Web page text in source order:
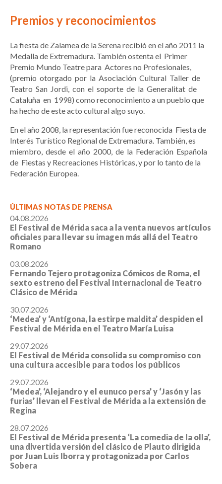
Premios y reconocimientos
La fiesta de Zalamea de la Serena recibió en el año 2011 la
Medalla de Extremadura. También ostenta el Primer
Premio Mundo Teatre para Actores no Profesionales,
(premio otorgado por la Asociación Cultural Taller de
Teatro San Jordi, con el soporte de la Generalitat de
Cataluña en 1998) como reconocimiento a un pueblo que
ha hecho de este acto cultural algo suyo.
En el año 2008, la representación fue reconocida Fiesta de
Interés Turístico Regional de Extremadura. También, es
miembro, desde el año 2000, de la Federación Española
de Fiestas y Recreaciones Históricas, y por lo tanto de la
Federación Europea.
ÚLTIMAS NOTAS DE PRENSA
04.08.2026
El Festival de Mérida saca a la venta nuevos artículos
oficiales para llevar su imagen más allá del Teatro
Romano
03.08.2026
Fernando Tejero protagoniza Cómicos de Roma, el
sexto estreno del Festival Internacional de Teatro
Clásico de Mérida
30.07.2026
‘Medea’ y ‘Antígona, la estirpe maldita’ despiden el
Festival de Mérida en el Teatro María Luisa
29.07.2026
El Festival de Mérida consolida su compromiso con
una cultura accesible para todos los públicos
29.07.2026
‘Medea’, ‘Alejandro y el eunuco persa’ y ‘Jasón y las
furias’ llevan el Festival de Mérida a la extensión de
Regina
28.07.2026
El Festival de Mérida presenta ‘La comedia de la olla’,
una divertida versión del clásico de Plauto dirigida
por Juan Luis Iborra y protagonizada por Carlos
Sobera